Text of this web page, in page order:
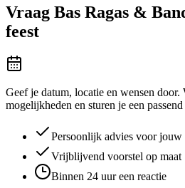
Vraag Bas Ragas &
feest
Geef je datum, locatie en wensen door.
mogelijkheden en sturen je een
Persoonlijk advies voor jouw
Vrijblijvend voorstel op maat
Binnen 24 uur een reactie